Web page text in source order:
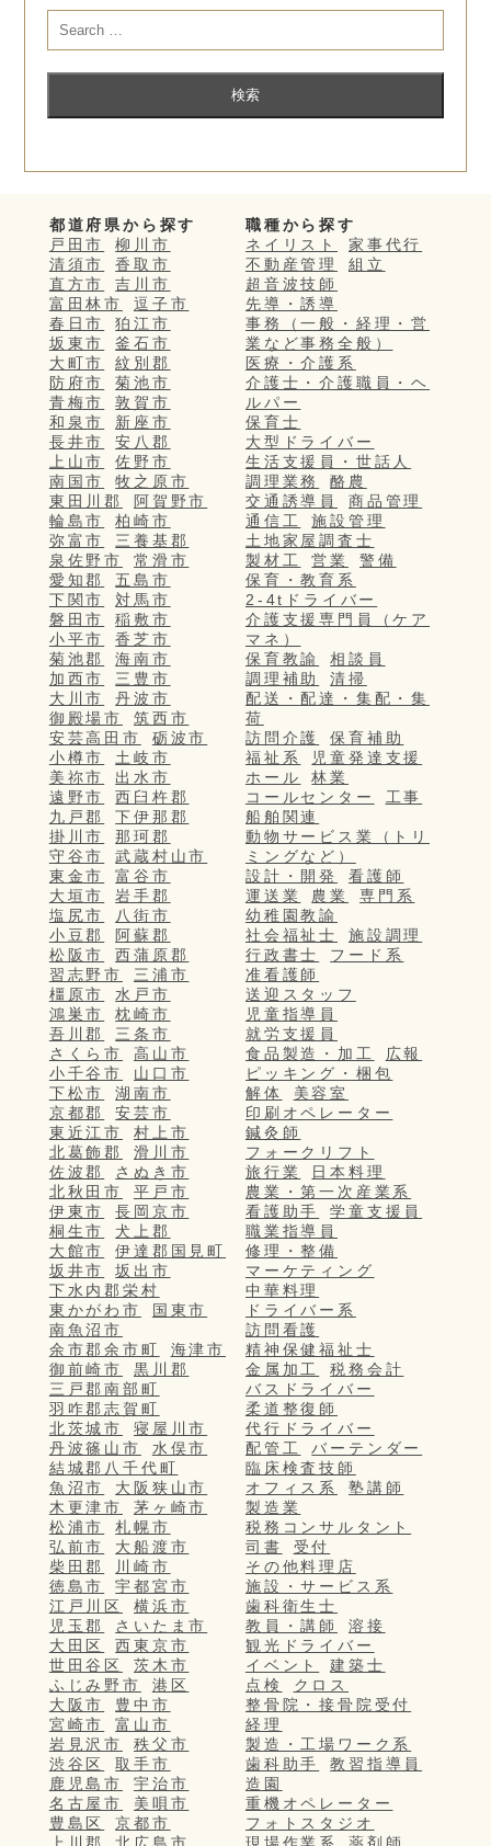
都道府県から探す
戸田市
柳川市
清須市
香取市
直方市
吉川市
富田林市
逗子市
春日市
狛江市
坂東市
釜石市
大町市
紋別郡
防府市
菊池市
青梅市
敦賀市
和泉市
新座市
長井市
安八郡
上山市
佐野市
南国市
牧之原市
東田川郡
阿賀野市
輪島市
柏崎市
弥富市
三養基郡
泉佐野市
常滑市
愛知郡
五島市
下関市
対馬市
磐田市
稲敷市
小平市
香芝市
菊池郡
海南市
加西市
三豊市
大川市
丹波市
御殿場市
筑西市
安芸高田市
砺波市
小樽市
土岐市
美祢市
出水市
遠野市
西臼杵郡
九戸郡
下伊那郡
掛川市
那珂郡
守谷市
武蔵村山市
東金市
富谷市
大垣市
岩手郡
塩尻市
八街市
小豆郡
阿蘇郡
松阪市
西蒲原郡
習志野市
三浦市
橿原市
水戸市
鴻巣市
枕崎市
吾川郡
三条市
さくら市
高山市
小千谷市
山口市
下松市
湖南市
京都郡
安芸市
東近江市
村上市
北葛飾郡
滑川市
佐波郡
さぬき市
北秋田市
平戸市
伊東市
長岡京市
桐生市
犬上郡
大館市
伊達郡国見町
坂井市
坂出市
下水内郡栄村
東かがわ市
国東市
南魚沼市
余市郡余市町
海津市
御前崎市
黒川郡
三戸郡南部町
羽咋郡志賀町
北茨城市
寝屋川市
丹波篠山市
水俣市
結城郡八千代町
魚沼市
大阪狭山市
木更津市
茅ヶ崎市
松浦市
札幌市
弘前市
大船渡市
柴田郡
川崎市
徳島市
宇都宮市
江戸川区
横浜市
児玉郡
さいたま市
大田区
西東京市
世田谷区
茨木市
ふじみ野市
港区
大阪市
豊中市
宮崎市
富山市
岩見沢市
秩父市
渋谷区
取手市
鹿児島市
宇治市
名古屋市
美唄市
豊島区
京都市
上川郡
北広島市
職種から探す
ネイリスト
家事代行
不動産管理
組立
超音波技師
先導・誘導
事務（一般・経理・営
業など事務全般）
医療・介護系
介護士・介護職員・ヘ
ルパー
保育士
大型ドライバー
生活支援員・世話人
調理業務
酪農
交通誘導員
商品管理
通信工
施設管理
土地家屋調査士
製材工
営業
警備
保育・教育系
2-4tドライバー
介護支援専門員（ケア
マネ）
保育教諭
相談員
調理補助
清掃
配送・配達・集配・集
荷
訪問介護
保育補助
福祉系
児童発達支援
ホール
林業
コールセンター
工事
船舶関連
動物サービス業（トリ
ミングなど）
設計・開発
看護師
運送業
農業
専門系
幼稚園教諭
社会福祉士
施設調理
行政書士
フード系
准看護師
送迎スタッフ
児童指導員
就労支援員
食品製造・加工
広報
ピッキング・梱包
解体
美容室
印刷オペレーター
鍼灸師
フォークリフト
旅行業
日本料理
農業・第一次産業系
看護助手
学童支援員
職業指導員
修理・整備
マーケティング
中華料理
ドライバー系
訪問看護
精神保健福祉士
金属加工
税務会計
バスドライバー
柔道整復師
代行ドライバー
配管工
バーテンダー
臨床検査技師
オフィス系
塾講師
製造業
税務コンサルタント
司書
受付
その他料理店
施設・サービス系
歯科衛生士
教員・講師
溶接
観光ドライバー
イベント
建築士
点検
クロス
整骨院・接骨院受付
経理
製造・工場ワーク系
歯科助手
教習指導員
造園
重機オペレーター
フォトスタジオ
現場作業系
薬剤師